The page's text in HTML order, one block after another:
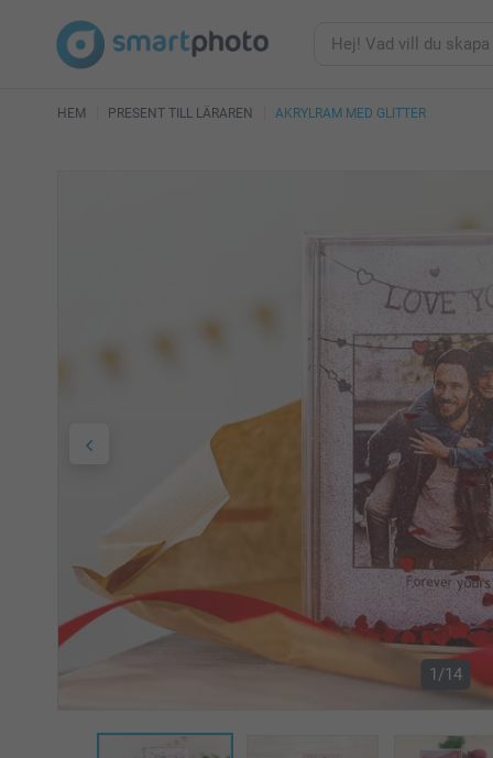
HEM PRESENT TILL LÄRAREN AKRYLRAM MED GLITTER
1/14